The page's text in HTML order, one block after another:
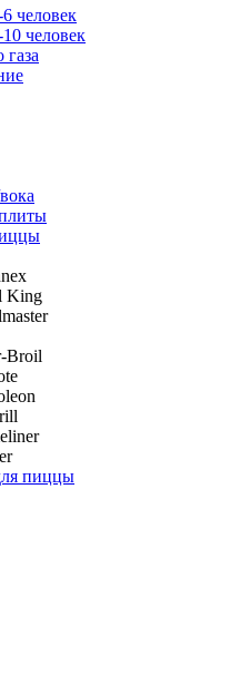
человек
человек
газа
King
Broil
пиццы